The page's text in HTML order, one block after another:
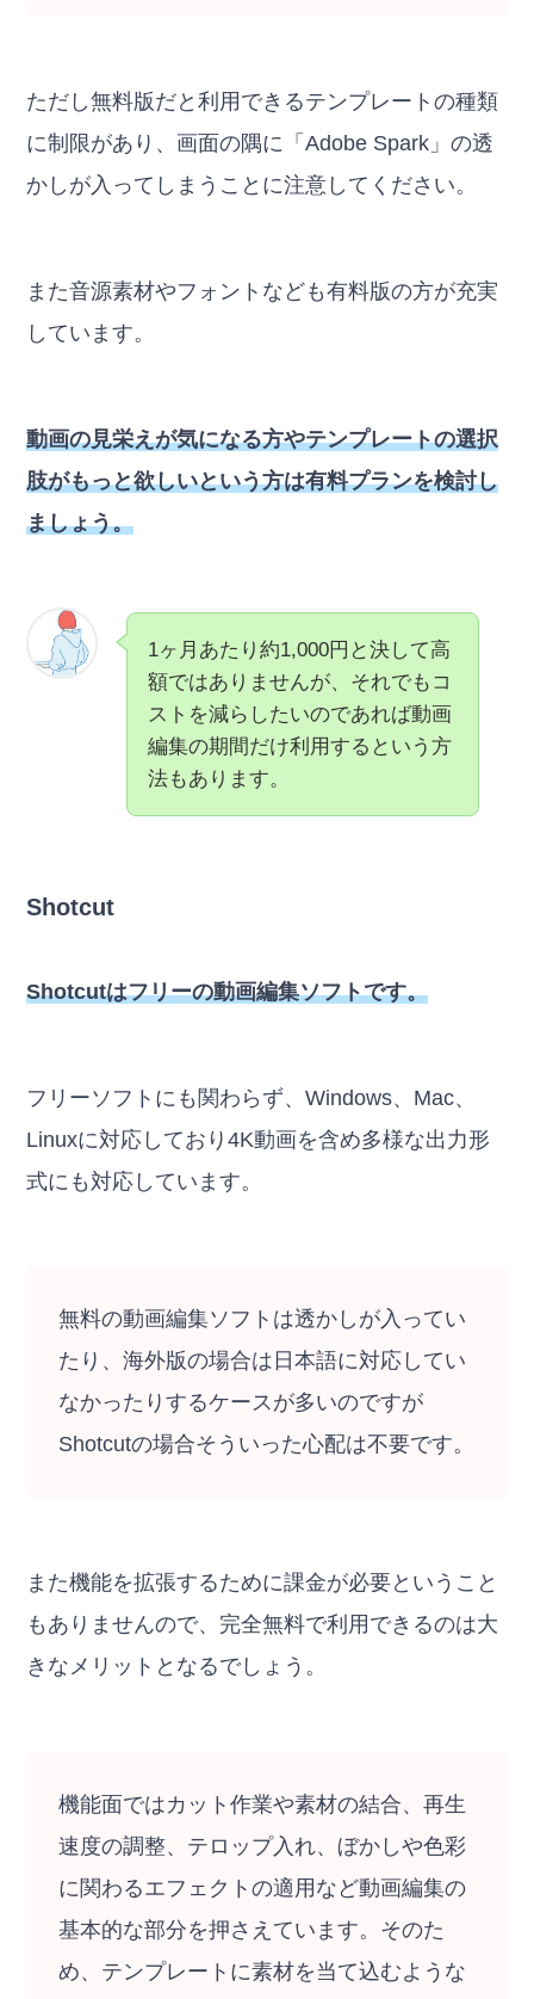
ただし無料版だと利用できるテンプレートの種類
に制限があり、画面の隅に「Adobe Spark」の透
かしが入ってしまうことに注意してください。
また音源素材やフォントなども有料版の方が充実
しています。
動画の見栄えが気になる方やテンプレートの選択
肢がもっと欲しいという方は有料プランを検討し
ましょう。
1ヶ月あたり約1,000円と決して高
額ではありませんが、それでもコ
ストを減らしたいのであれば動画
編集の期間だけ利用するという方
法もあります。
Shotcut
Shotcutはフリーの動画編集ソフトです。
フリーソフトにも関わらず、Windows、Mac、
Linuxに対応しており4K動画を含め多様な出力形
式にも対応しています。
無料の動画編集ソフトは透かしが入ってい
たり、海外版の場合は日本語に対応してい
なかったりするケースが多いのですが
Shotcutの場合そういった心配は不要です。
また機能を拡張するために課金が必要ということ
もありませんので、完全無料で利用できるのは大
きなメリットとなるでしょう。
機能面ではカット作業や素材の結合、再生
速度の調整、テロップ入れ、ぼかしや色彩
に関わるエフェクトの適用など動画編集の
基本的な部分を押さえています。そのた
め、テンプレートに素材を当て込むような